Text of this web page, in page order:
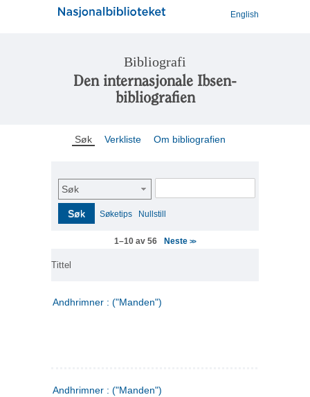
English
Bibliografi
Den internasjonale Ibsen-
bibliografien
Søk Verkliste Om bibliografien
Søk
Søk Søketips Nullstill
1–10 av 56 Neste>>
Tittel
Andhrimner : ("Manden")
Andhrimner : ("Manden")